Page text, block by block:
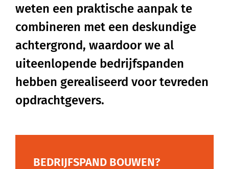
weten een praktische aanpak te
combineren met een deskundige
achtergrond, waardoor we al
uiteenlopende bedrijfspanden
hebben gerealiseerd voor tevreden
opdrachtgevers.
BEDRIJFSPAND BOUWEN?